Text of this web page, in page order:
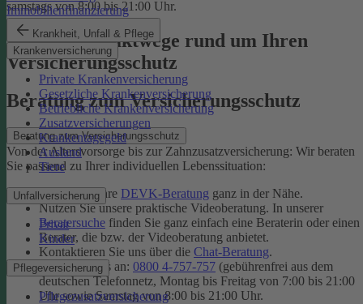
Immobilienfinanzierung
Krankheit, Unfall & Pflege
Krankenversicherung
Private Krankenversicherung
Gesetzliche Krankenversicherung
Betriebliche Krankenversicherung
Zusatzversicherungen
Krankentagegeld
Ausland
Tiere
Unfallversicherung
Privat
Kinder
Pflegeversicherung
Pflegezusatzversicherung
samstags von 8:00 bis 21:00 Uhr.
Unsere Kontaktwege rund um Ihren
Versicherungsschutz
Beratung zum Versicherungsschutz
Beratung zum Versicherungsschutz
Von der Altersvorsorge bis zur Zahnzusatzversicherung: Wir beraten
Sie passend zu Ihrer individuellen Lebenssituation:
Finden Sie Ihre DEVK-Beratung ganz in der Nähe.
Nutzen Sie unsere praktische Videoberatung. In unserer
Beratersuche finden Sie ganz einfach eine Beraterin oder einen
Berater, die bzw. der Videoberatung anbietet.
Kontaktieren Sie uns über die Chat-Beratung.
Rufen Sie uns an: 0800 4-757-757 (gebührenfrei aus dem
deutschen Telefonnetz, Montag bis Freitag von 7:00 bis 21:00
Uhr sowie Samstag von 8:00 bis 21:00 Uhr.